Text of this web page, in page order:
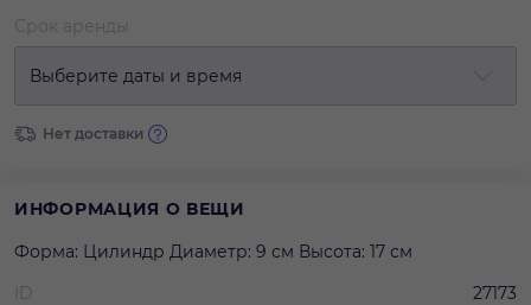
Срок аренды
Выберите даты и время
Нет доставки
ИНФОРМАЦИЯ О ВЕЩИ
Форма: Цилиндр Диаметр: 9 см Высота: 17 см
ID
27173